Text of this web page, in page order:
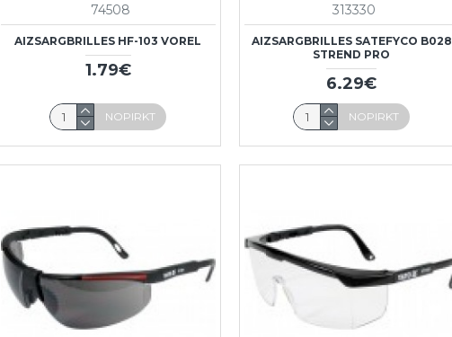
74508
AIZSARGBRILLES HF-103 VOREL
1.79€
NOPIRKT
313330
AIZSARGBRILLES SATEFYCO B028
STREND PRO
6.29€
NOPIRKT